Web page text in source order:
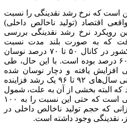
است که نرخ رشد نقدینگی را نسبت
اقتصاد (تولید ناخالص داخلی)
رویکرد نرخ رشد نقدینگی بررسی
که به صورت بلند مدت نسبت
نقدینگی به تولید در اقتصاد کشور در کانال ۵۰ تا ۷۰ درصد نوسان
داشته که متوسط آن دامنه ۶۰ درصد بوده است. با این حال، طی
افزایش یافته و دچار نوسان شده
است. برای مثال در بازه زمانی سال‌های ۹۲ تا ۹۶ یک رشد فزاینده
که البته بخشی از آن به علت، شمول
موسسات جدید در ارقام پولی است که حتی این نسبت را به ۱۰۰
که حجم تولید ناخالص داخلی در
نقدینگی وجود داشته است.